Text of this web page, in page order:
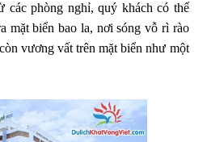
các phòng nghỉ, quý khách có thể
mặt biển bao la, nơi sóng vỗ rì rào
vương vất trên mặt biển như một